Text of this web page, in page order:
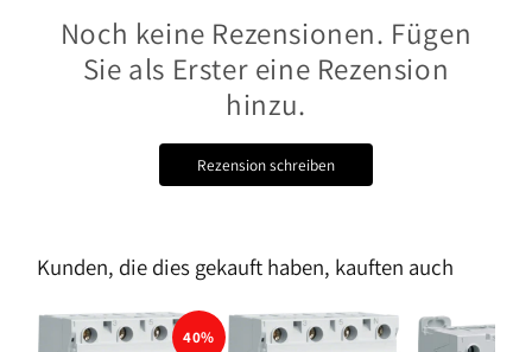
Noch keine Rezensionen. Fügen
Sie als Erster eine Rezension
hinzu.
Rezension schreiben
Kunden, die dies gekauft haben, kauften auch
40%